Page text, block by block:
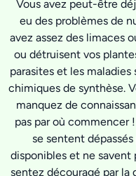
Vous avez peut-être
eu des problèmes de
avez assez des limaces
ou détruisent vos
parasites et les maladies
chimiques de synthèse.
manquez de
pas par où commencer
se sentent
disponibles et ne savent
sentez découragé par la